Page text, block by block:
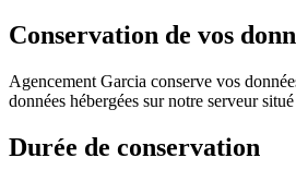
Conservation de vos
Agencement Garcia conserve vos
données hébergées sur notre serveur
Durée de conservation